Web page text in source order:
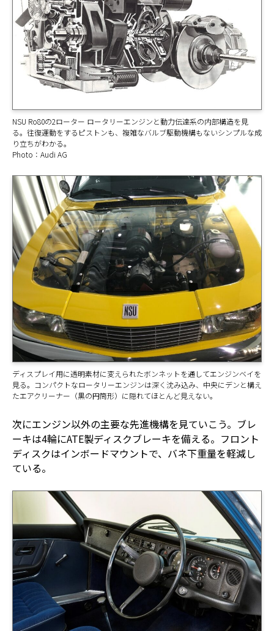
NSU Ro80の2ローター ロータリーエンジンと動力伝達系の内部構造を見
る。往復運動をするピストンも、複雑なバルブ駆動機構もないシンプルな成
り立ちがわかる。
Photo：Audi AG
ディスプレイ用に透明素材に変えられたボンネットを通してエンジンベイを
見る。コンパクトなロータリーエンジンは深く沈み込み、中央にデンと構え
たエアクリーナー（黒の円筒形）に隠れてほとんど見えない。
次にエンジン以外の主要な先進機構を見ていこう。ブレ
ーキは4輪にATE製ディスクブレーキを備える。フロント
ディスクはインボードマウントで、バネ下重量を軽減し
ている。